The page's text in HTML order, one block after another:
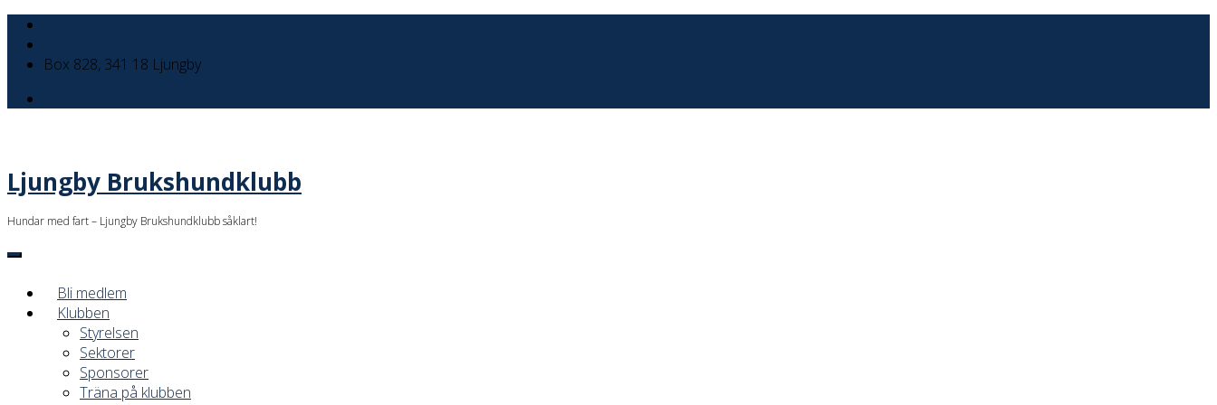
Box 828, 341 18 Ljungby
Ljungby Brukshundklubb
Hundar med fart – Ljungby Brukshundklubb såklart!
Bli medlem
Klubben
Styrelsen
Sektorer
Sponsorer
Träna på klubben